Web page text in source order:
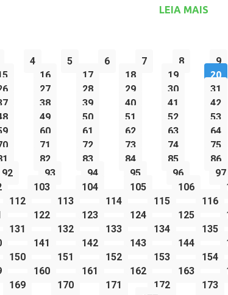
LEIA MAIS
4 5 6 7 8 9
16 17 18 19 20
27 28 29 30 31
38 39 40 41 42
49 50 51 52 53
60 61 62 63 64
71 72 73 74 75
82 83 84 85 86
92 93 94 95 96 97
103 104 105 106
112 113 114 115 116
122 123 124 125
131 132 133 134 135
141 142 143 144
150 151 152 153 154
160 161 162 163
169 170 171 172 173